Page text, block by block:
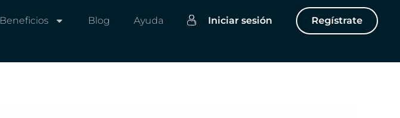
Beneficios Blog Ayuda Iniciar sesión Regístrate